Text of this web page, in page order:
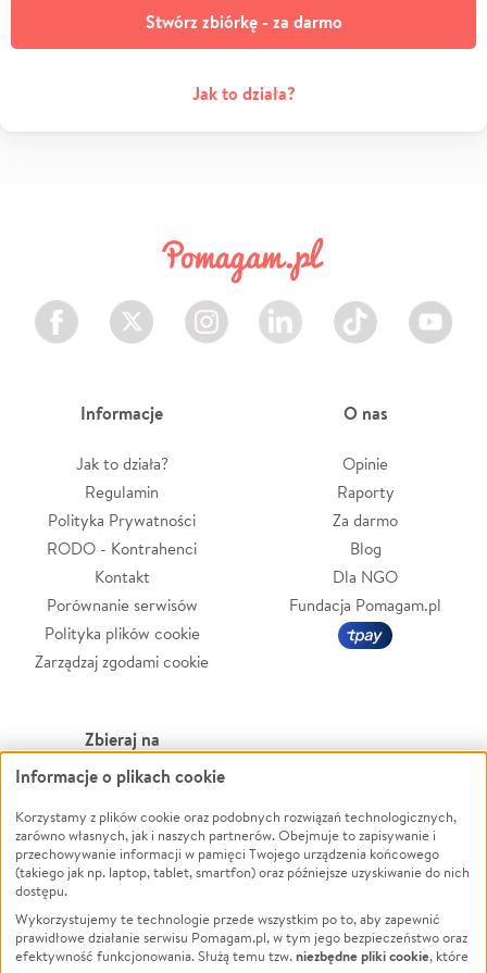
Stwórz zbiórkę - za darmo
Jak to działa?
Facebook Twitter Instagram LinkedIn TikTok Youtube
Informacje
Jak to działa?
Regulamin
Polityka Prywatności
RODO - Kontrahenci
Kontakt
Porównanie serwisów
Polityka plików cookie
Zarządzaj zgodami cookie
O nas
Opinie
Raporty
Za darmo
Blog
Dla NGO
Fundacja Pomagam.pl
Zbieraj na
Leczenie
Zwierzęta
Pożar
Ukraina
Pomoc Finansowa
Projekty
Powódź
Wichura
NGO
Edukacja
Podróż
Informacje o plikach cookie
Korzystamy z plików cookie oraz podobnych rozwiązań technologicznych,
zarówno własnych, jak i naszych partnerów. Obejmuje to zapisywanie i
przechowywanie informacji w pamięci Twojego urządzenia końcowego
(takiego jak np. laptop, tablet, smartfon) oraz późniejsze uzyskiwanie do nich
dostępu.
Wykorzystujemy te technologie przede wszystkim po to, aby zapewnić
prawidłowe działanie serwisu Pomagam.pl, w tym jego bezpieczeństwo oraz
efektywność funkcjonowania. Służą temu tzw.niezbędne pliki cookie, które